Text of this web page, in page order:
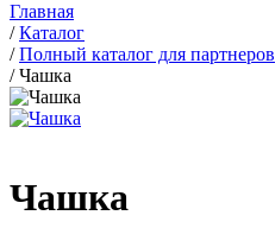
Главная
/Каталог
/Полный каталог для партнеров
/Чашка
Чашка